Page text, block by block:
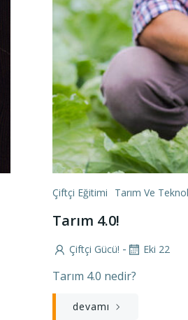
Çiftçi Eğitimi Tarım Ve
Tarım 4.0!
Çiftçi Gücü! - Eki 22
Tarım 4.0 nedir?
devamı